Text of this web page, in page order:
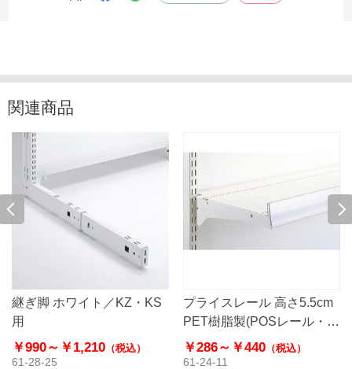
関連商品
継ぎ脚 ホワイト／KZ・KS
用
￥990～ ￥1,210 （税込）
61-28-25
プライスレール 高さ5.5cm
PET樹脂製(POSレール・棚
用こぼれ止め)
￥286～ ￥440 （税込）
61-24-11